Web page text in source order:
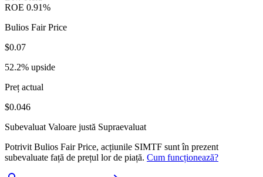
ROE 0.91%
Bulios Fair Price
$0.07
52.2% upside
Preț actual
$0.046
Subevaluat Valoare justă Supraevaluat
Potrivit Bulios Fair Price, acțiunile SIMTF sunt în prezent
subevaluate față de prețul lor de piață. Cum funcționează?